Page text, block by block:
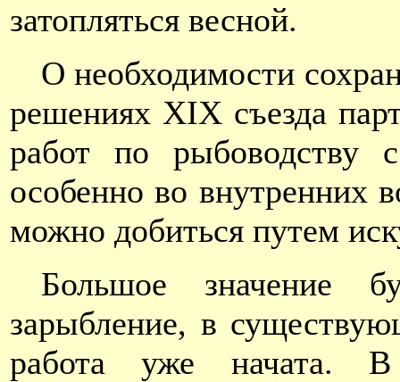
затопляться весной.
О необходимости
решениях XIX съезда
работ по рыбоводству
особенно во внутренних
можно добиться путем
Большое значение
зарыбление, в
работа уже начата. В